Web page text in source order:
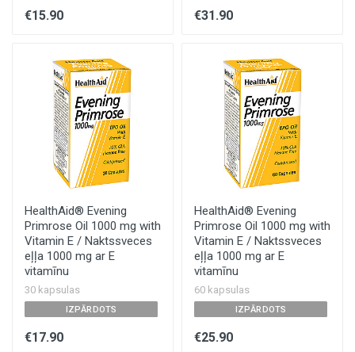
€15.90 €31.90
HealthAid® Evening
Primrose Oil 1000 mg with
Vitamin E / Naktssveces
eļļa 1000 mg ar E
vitamīnu
30 kapsulas
IZPĀRDOTS
€17.90
HealthAid® Evening
Primrose Oil 1000 mg with
Vitamin E / Naktssveces
eļļa 1000 mg ar E
vitamīnu
60 kapsulas
IZPĀRDOTS
€25.90